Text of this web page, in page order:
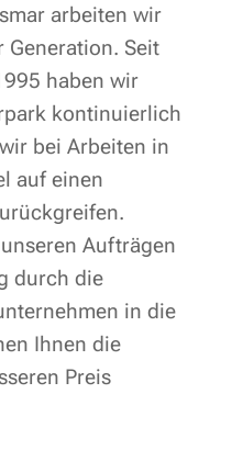
arbeiten wir
Seit
haben wir
kontinuierlich
bei Arbeiten in
auf einen
Aufträgen
durch die
in die
Ihnen die
Preis